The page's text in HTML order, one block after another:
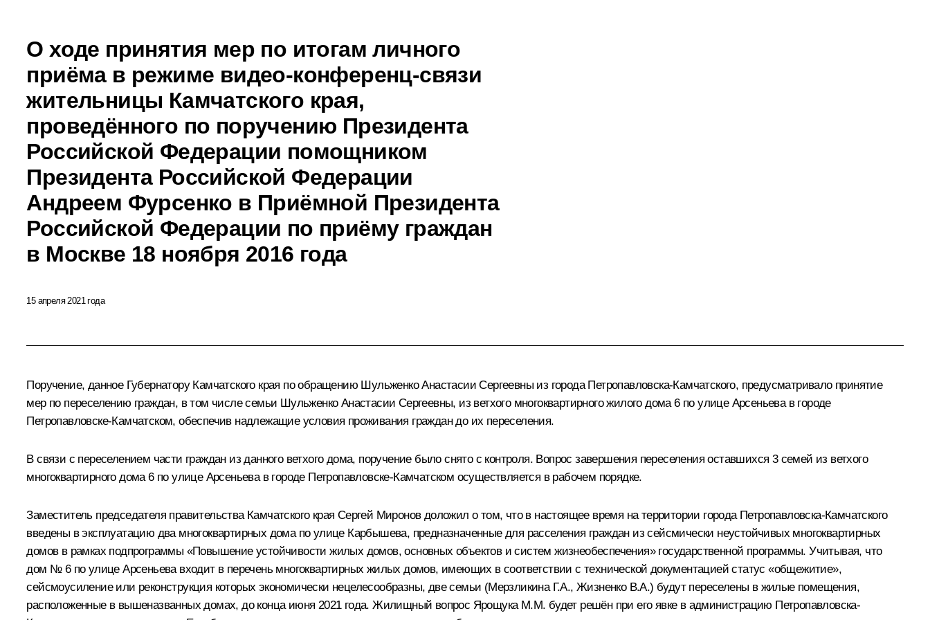
О ходе принятия мер по итогам личного
приёма в режиме видео-конференц-связи
жительницы Камчатского края,
проведённого по поручению Президента
Российской Федерации помощником
Президента Российской Федерации
Андреем Фурсенко в Приёмной Президента
Российской Федерации по приёму граждан
в Москве 18 ноября 2016 года
15 апреля 2021 года
Поручение, данное Губернатору Камчатского края по обращению Шульженко Анастасии Сергеевны из города Петропавловска-Камчатского, предусматривало принятие
мер по переселению граждан, в том числе семьи Шульженко Анастасии Сергеевны, из ветхого многоквартирного жилого дома 6 по улице Арсеньева в городе
Петропавловске-Камчатском, обеспечив надлежащие условия проживания граждан до их переселения.
В связи с переселением части граждан из данного ветхого дома, поручение было снято с контроля. Вопрос завершения переселения оставшихся 3 семей из ветхого
многоквартирного дома 6 по улице Арсеньева в городе Петропавловске-Камчатском осуществляется в рабочем порядке.
Заместитель председателя правительства Камчатского края Сергей Миронов доложил о том, что в настоящее время на территории города Петропавловска-Камчатского
введены в эксплуатацию два многоквартирных дома по улице Карбышева, предназначенные для расселения граждан из сейсмически неустойчивых многоквартирных
домов в рамках подпрограммы «Повышение устойчивости жилых домов, основных объектов и систем жизнеобеспечения» государственной программы. Учитывая, что
дом № 6 по улице Арсеньева входит в перечень многоквартирных жилых домов, имеющих в соответствии с технической документацией статус «общежитие»,
сейсмоусиление или реконструкция которых экономически нецелесообразны, две семьи (Мерзликина Г.А., Жизненко В.А.) будут переселены в жилые помещения,
расположенные в вышеназванных домах, до конца июня 2021 года. Жилищный вопрос Ярощука М.М. будет решён при его явке в администрацию Петропавловска-